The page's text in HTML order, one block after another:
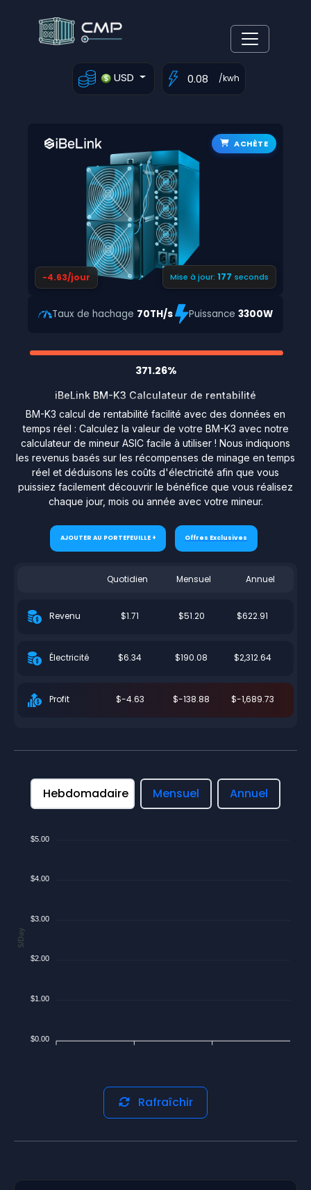
USD /kwh
ACHÈTE
-4.63/jour Mise à jour: 176 seconds
Taux de hachage 70TH/s Puissance3300W
371.26%
iBeLink BM-K3 Calculateur de rentabilité
BM-K3 calcul de rentabilité facilité avec des données en
temps réel : Calculez la valeur de votre BM-K3 avec notre
calculateur de mineur ASIC facile à utiliser ! Nous indiquons
les revenus basés sur les récompenses de minage en temps
réel et déduisons les coûts d'électricité afin que vous
puissiez facilement découvrir le bénéfice que vous réalisez
chaque jour, mois ou année avec votre mineur.
AJOUTER AU PORTEFEUILLE + Offres Exclusives
Quotidien Mensuel Annuel
Revenu $1.71 $51.20 $622.91
Électricité $6.34 $190.08 $2,312.64
Profit $-4.63 $-138.88 $-1,689.73
Hebdomadaire Mensuel Annuel
$5.00
$4.00
$3.00
$2.00
$1.00
$0.00
$/Day
Rafraîchir